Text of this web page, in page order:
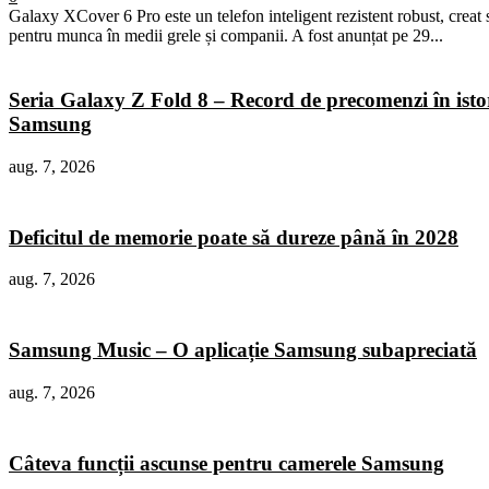
Galaxy XCover 6 Pro este un telefon inteligent rezistent robust, creat
pentru munca în medii grele și companii. A fost anunțat pe 29...
Seria Galaxy Z Fold 8 – Record de precomenzi în
Samsung
aug. 7, 2026
Deficitul de memorie poate să dureze până în 2028
aug. 7, 2026
Samsung Music – O aplicație Samsung subapreciată
aug. 7, 2026
Câteva funcții ascunse pentru camerele Samsung